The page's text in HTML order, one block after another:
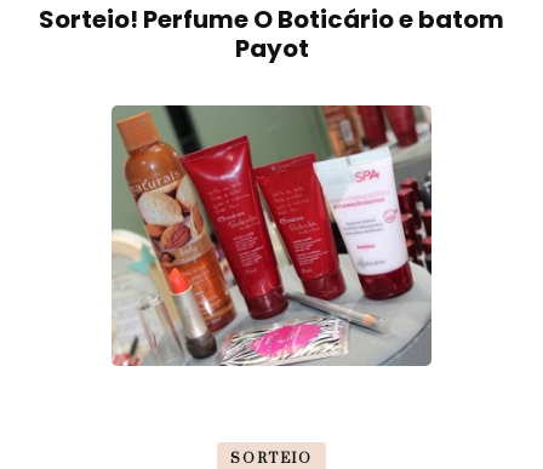
Sorteio! Perfume O Boticário e batom
Payot
SORTEIO